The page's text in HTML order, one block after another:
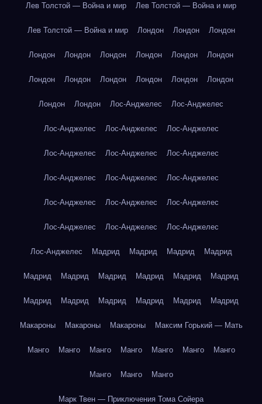
Лев Толстой — Война и мир Лев Толстой — Война и мир
Лев Толстой — Война и мир Лондон Лондон Лондон
Лондон Лондон Лондон Лондон Лондон Лондон
Лондон Лондон Лондон Лондон Лондон Лондон
Лондон Лондон Лос-Анджелес Лос-Анджелес
Лос-Анджелес Лос-Анджелес Лос-Анджелес
Лос-Анджелес Лос-Анджелес Лос-Анджелес
Лос-Анджелес Лос-Анджелес Лос-Анджелес
Лос-Анджелес Лос-Анджелес Лос-Анджелес
Лос-Анджелес Лос-Анджелес Лос-Анджелес
Лос-Анджелес Мадрид Мадрид Мадрид Мадрид
Мадрид Мадрид Мадрид Мадрид Мадрид Мадрид
Мадрид Мадрид Мадрид Мадрид Мадрид Мадрид
Макароны Макароны Макароны Максим Горький — Мать
Манго Манго Манго Манго Манго Манго Манго
Манго Манго Манго
Марк Твен — Приключения Тома Сойера